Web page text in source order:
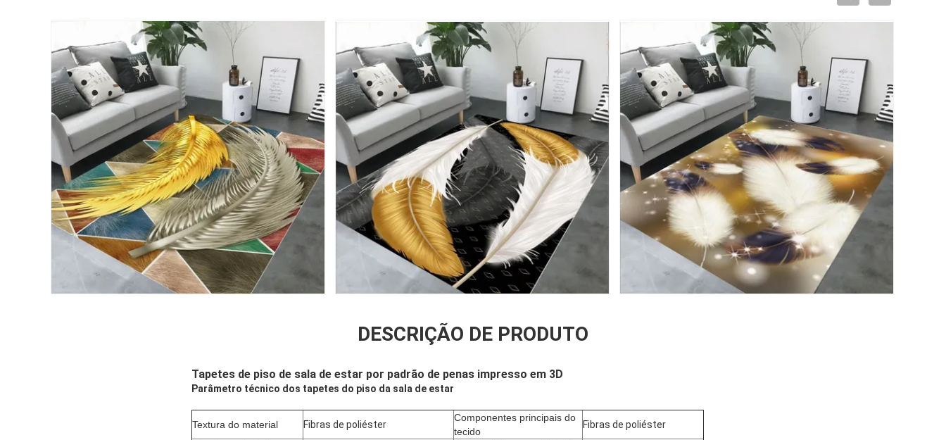
DESCRIÇÃO DE PRODUTO
Tapetes de piso de sala de estar por padrão de penas impresso em 3D
Parâmetro técnico dos tapetes do piso da sala de estar
Textura do material Fibras de poliéster
Componentes principais do
tecido
Fibras de poliéster